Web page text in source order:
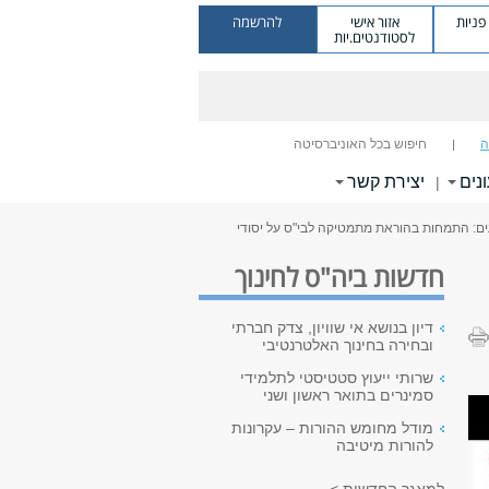
אזור אישי
לסטודנטים.יות
להרשמה
חיפוש בכל האוניברסיטה
| יצירת קשר
התמחות בהוראת מתמטיקה לבי"ס על יסודי
חדשות ביה"ס לחינוך
דיון בנושא אי שוויון, צדק חברתי
ובחירה בחינוך האלטרנטיבי
שרותי ייעוץ סטטיסטי לתלמידי
סמינרים בתואר ראשון ושני
מודל מחומש ההורות – עקרונות
להורות מיטיבה